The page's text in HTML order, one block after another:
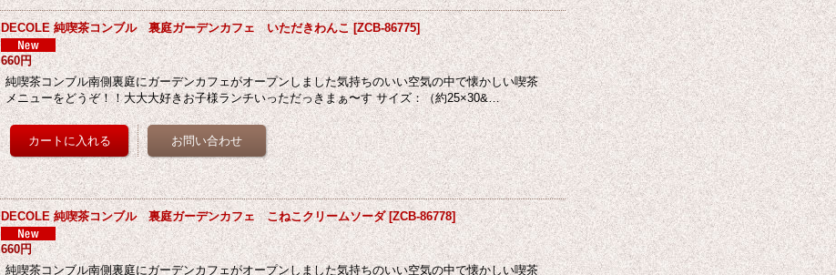
DECOLE 純喫茶コンブル 裏庭ガーデンカフェ いただきわんこ [ZCB-86775]
660円
純喫茶コンブル南側裏庭にガーデンカフェがオープンしました気持ちのいい空気の中で懐かしい喫茶
メニューをどうぞ！！大大大好きお子様ランチいっただっきまぁ〜す サイズ：（約25×30&…
DECOLE 純喫茶コンブル 裏庭ガーデンカフェ こねこクリームソーダ [ZCB-86778]
660円
純喫茶コンブル南側裏庭にガーデンカフェがオープンしました気持ちのいい空気の中で懐かしい喫茶